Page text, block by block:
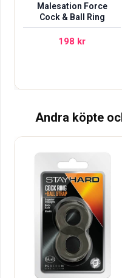
Malesation Force
Cock & Ball Ring
198 kr
Andra köpte